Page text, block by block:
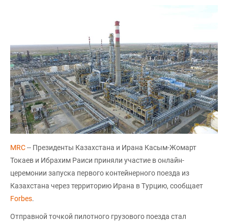
MRC-- Президенты Казахстана и Ирана Касым-Жомарт
Токаев и Ибрахим Раиси приняли участие в онлайн-
церемонии запуска первого контейнерного поезда из
Казахстана через территорию Ирана в Турцию, сообщает
Forbes.
Отправной точкой пилотного грузового поезда стал